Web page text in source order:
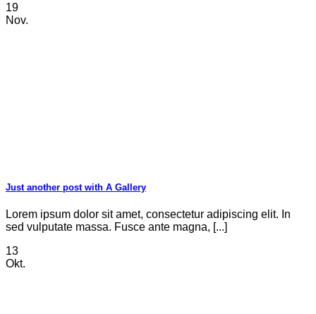
19
Nov.
Just another post with A Gallery
Lorem ipsum dolor sit amet, consectetur adipiscing elit. In
sed vulputate massa. Fusce ante magna, [...]
13
Okt.